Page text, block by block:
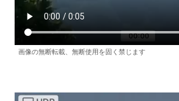
画像の無断転載、無断使用を固く禁じます